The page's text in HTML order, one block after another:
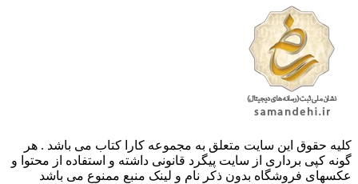
کليه حقوق اين سايت متعلق به مجموعه کارا کتاب می باشد . هر
گونه کپی برداری از سایت پیگرد قانونی داشته و استفاده از محتوا و
عکسهای فروشگاه بدون ذکر نام و لینک منبع ممنوع می باشد